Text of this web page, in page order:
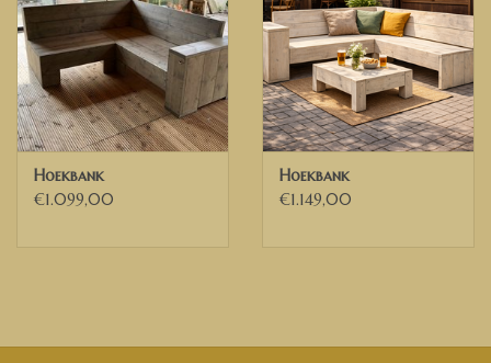
Hoekbank
€1.099,00
Hoekbank
€1.149,00